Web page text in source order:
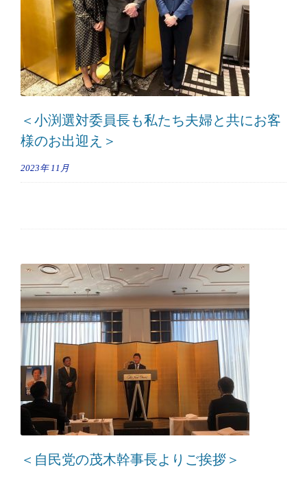
＜小渕選対委員長も私たち夫婦と共にお客
様のお出迎え＞
2023年 11月
＜自民党の茂木幹事長よりご挨拶＞